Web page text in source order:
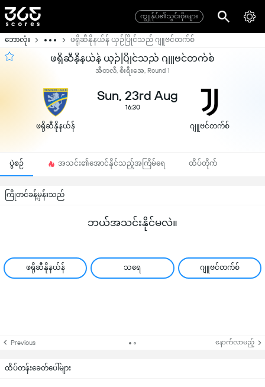
ကျွုန်ုပ်၏သွင်းဂိုးများ
ဘောလုံး ဖရိုဆီနိုနယ်န် ယှဉ်ပြိုင်သည် ဂျူဗင်တက်စ်
ဖရိုဆီနိုနယ်န် ယှဉ်ပြိုင်သည် ဂျူဗင်တက်စ်
အီတလီ, စီးရီးအေ, Round 1
ဖရိုဆီနိုနယ်န်
Sun, 23rd Aug
16:30
ဂျူဗင်တက်စ်
ပွဲစဉ် အသင်း၏အောင်နိုင်သည့်အကြိမ်ရေ ထိပ်တိုက်
ကြိုတင်ခန့်မှန်းသည်
ဘယ်အသင်းနိုင်မလဲ။
ဖရိုဆီနိုနယ်န် သရေ ဂျူဗင်တက်စ်
Previous နောက်လာမည့်
ထိပ်တန်းခေတ်ပေါ်များ